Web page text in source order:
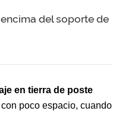
del soporte de
en tierra de poste
poco espacio, cuando